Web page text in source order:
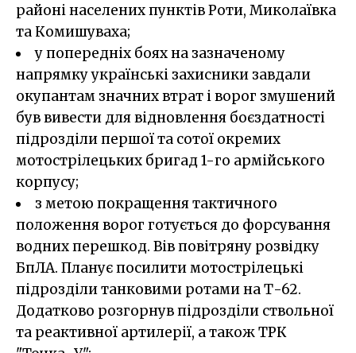
районі населених пунктів Роти, Миколаївка
та Комишуваха;
у попередніх боях на зазначеному
напрямку українські захисники завдали
окупантам значних втрат і ворог змушений
був вивести для відновлення боєздатності
підрозділи першої та сотої окремих
мотострілецьких бригад 1-го армійського
корпусу;
з метою покращення тактичного
положення ворог готується до форсування
водних перешкод. Вів повітряну розвідку
БпЛА. Планує посилити мотострілецькі
підрозділи танковими ротами на Т-62.
Додатково розгорнув підрозділи ствольної
та реактивної артилерії, а також ТРК